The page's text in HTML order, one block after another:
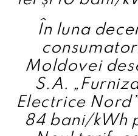
În luna
Moldovei
S.A.
Electrice
84 bani/kWh